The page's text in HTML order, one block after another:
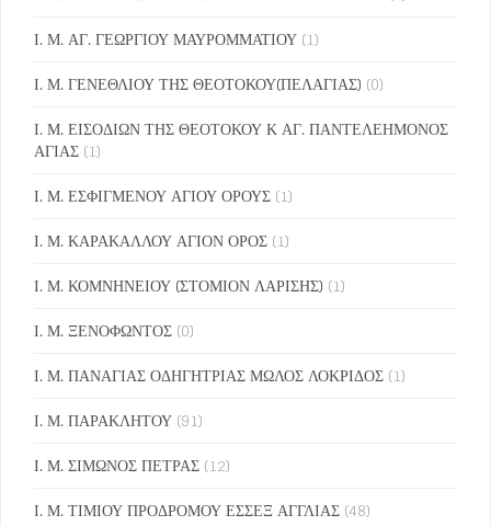
Ι. Μ. ΑΓ. ΓΕΩΡΓΙΟΥ ΜΑΥΡΟΜΜΑΤΙΟΥ (1)
Ι. Μ. ΓΕΝΕΘΛΙΟΥ ΤΗΣ ΘΕΟΤΟΚΟΥ(ΠΕΛΑΓΙΑΣ) (0)
Ι. Μ. ΕΙΣΟΔΙΩΝ ΤΗΣ ΘΕΟΤΟΚΟΥ Κ ΑΓ. ΠΑΝΤΕΛΕΗΜΟΝΟΣ
ΑΓΙΑΣ (1)
Ι. Μ. ΕΣΦΙΓΜΕΝΟΥ ΑΓΙΟΥ ΟΡΟΥΣ (1)
Ι. Μ. ΚΑΡΑΚΑΛΛΟΥ ΑΓΙΟΝ ΟΡΟΣ (1)
Ι. Μ. ΚΟΜΝΗΝΕΙΟΥ (ΣΤΟΜΙΟΝ ΛΑΡΙΣΗΣ) (1)
Ι. Μ. ΞΕΝΟΦΩΝΤΟΣ (0)
Ι. Μ. ΠΑΝΑΓΙΑΣ ΟΔΗΓΗΤΡΙΑΣ ΜΩΛΟΣ ΛΟΚΡΙΔΟΣ (1)
Ι. Μ. ΠΑΡΑΚΛΗΤΟΥ (91)
Ι. Μ. ΣΙΜΩΝΟΣ ΠΕΤΡΑΣ (12)
Ι. Μ. ΤΙΜΙΟΥ ΠΡΟΔΡΟΜΟΥ ΕΣΣΕΞ ΑΓΓΛΙΑΣ (48)